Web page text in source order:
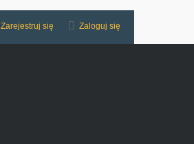
Zaloguj się
Zarejestruj się